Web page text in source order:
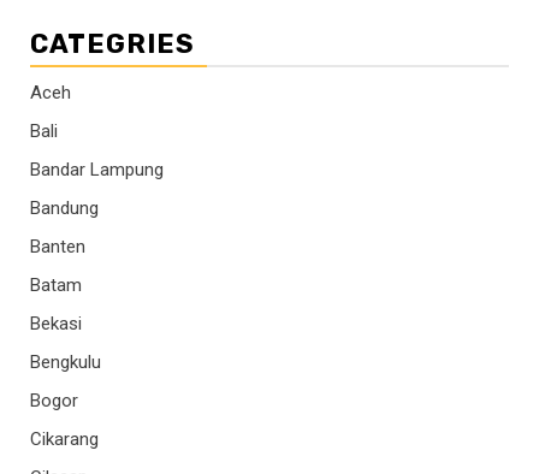
CATEGRIES
Aceh
Bali
Bandar Lampung
Bandung
Banten
Batam
Bekasi
Bengkulu
Bogor
Cikarang